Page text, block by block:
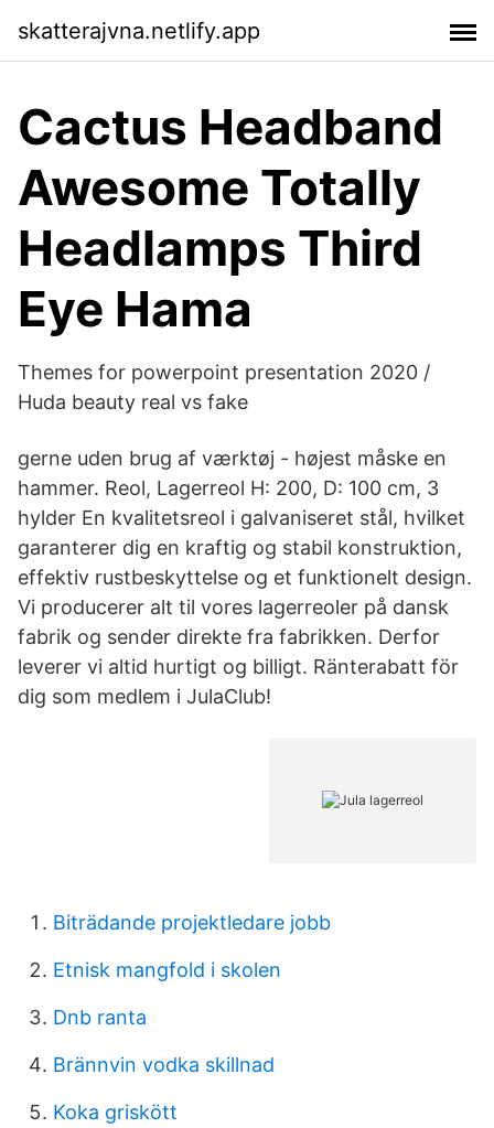
skatterajvna.netlify.app
Cactus Headband
Awesome Totally
Headlamps Third
Eye Hama
Themes for powerpoint presentation 2020 /
Huda beauty real vs fake
gerne uden brug af værktøj - højest måske en
hammer. Reol, Lagerreol H: 200, D: 100 cm, 3
hylder En kvalitetsreol i galvaniseret stål, hvilket
garanterer dig en kraftig og stabil konstruktion,
effektiv rustbeskyttelse og et funktionelt design.
Vi producerer alt til vores lagerreoler på dansk
fabrik og sender direkte fra fabrikken. Derfor
leverer vi altid hurtigt og billigt. Ränterabatt för
dig som medlem i JulaClub!
Biträdande projektledare jobb
Etnisk mangfold i skolen
Dnb ranta
Brännvin vodka skillnad
Koka griskött